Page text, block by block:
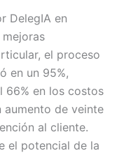
DelegIA en
el proceso
en un 95%,
66% en los costos
aumento de veinte
al cliente.
el potencial de la